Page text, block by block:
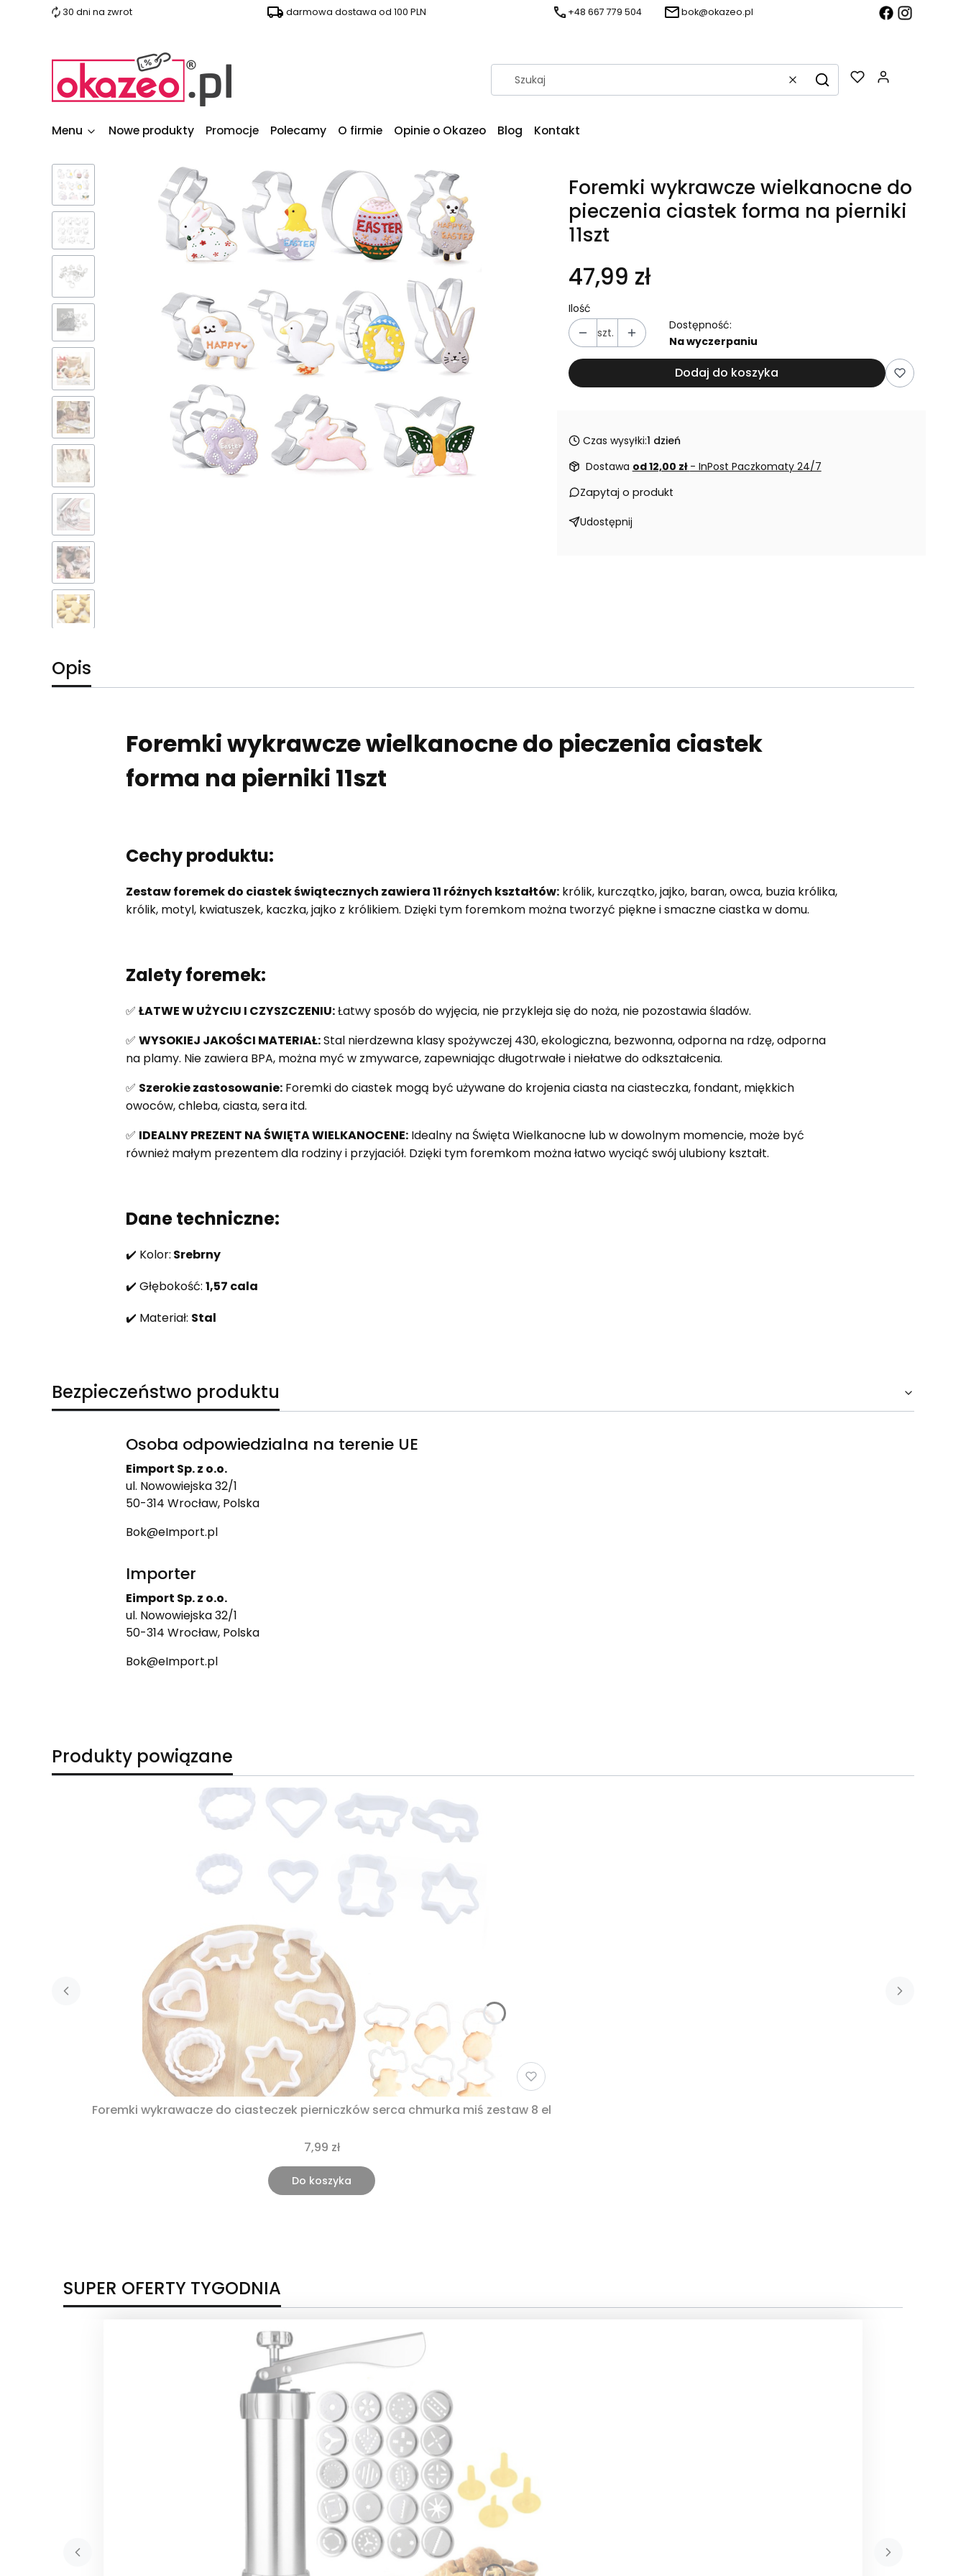
30 dni na zwrot darmowa dostawa od 100 PLN +48 667 779 504 bok@okazeo.pl
WyczyśćSzukaj
Menu Nowe produkty Promocje Polecamy O firmie Opinie o Okazeo Blog Kontakt
Foremki wykrawcze wielkanocne do
pieczenia ciastek forma na pierniki
11szt
47,99 zł
Ilość
szt.
Dostępność:
Na wyczerpaniu
Dodaj do koszyka
Czas wysyłki:1 dzień
Dostawa od 12,00 zł - InPost Paczkomaty 24/7
Zapytaj o produkt
Udostępnij
Opis
Foremki wykrawcze wielkanocne do pieczenia ciastek
forma na pierniki 11szt
Cechy produktu:
Zestaw foremek do ciastek świątecznych zawiera 11 różnych kształtów:królik, kurczątko, jajko, baran, owca, buzia królika,
królik, motyl, kwiatuszek, kaczka, jajko z królikiem. Dzięki tym foremkom można tworzyć piękne i smaczne ciastka w domu.
Zalety foremek:
✅ ŁATWE W UŻYCIU I CZYSZCZENIU:Łatwy sposób do wyjęcia, nie przykleja się do noża, nie pozostawia śladów.
✅ WYSOKIEJ JAKOŚCI MATERIAŁ:Stal nierdzewna klasy spożywczej 430, ekologiczna, bezwonna, odporna na rdzę, odporna
na plamy. Nie zawiera BPA, można myć w zmywarce, zapewniając długotrwałe i niełatwe do odkształcenia.
✅ Szerokie zastosowanie:Foremki do ciastek mogą być używane do krojenia ciasta na ciasteczka, fondant, miękkich
owoców, chleba, ciasta, sera itd.
✅ IDEALNY PREZENT NA ŚWIĘTA WIELKANOCENE:Idealny na Święta Wielkanocne lub w dowolnym momencie, może być
również małym prezentem dla rodziny i przyjaciół. Dzięki tym foremkom można łatwo wyciąć swój ulubiony kształt.
Dane techniczne:
✔️ Kolor: Srebrny
✔️ Głębokość: 1,57 cala
✔️ Materiał: Stal
Bezpieczeństwo produktu
Osoba odpowiedzialna na terenie UE
Eimport Sp. z o.o.
ul. Nowowiejska 32/1
50-314 Wrocław, Polska
Bok@eImport.pl
Importer
Eimport Sp. z o.o.
ul. Nowowiejska 32/1
50-314 Wrocław, Polska
Bok@eImport.pl
Produkty powiązane
Foremki wykrawacze do ciasteczek pierniczków serca chmurka miś zestaw 8 el
7,99 zł
Do koszyka
SUPER OFERTY TYGODNIA